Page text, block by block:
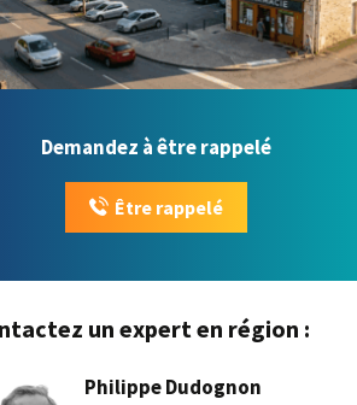
Demandez à être rappelé
Être rappelé
un expert en région :
Philippe Dudognon